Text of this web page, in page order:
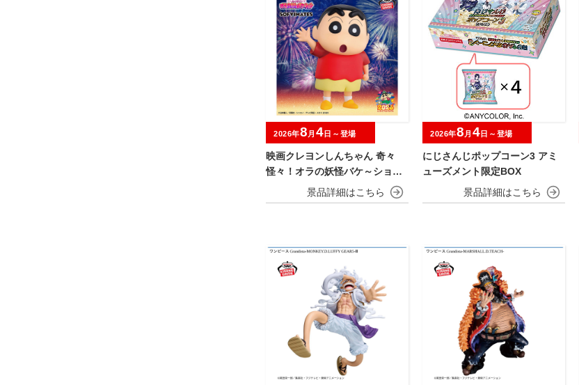
映画クレヨンしんちゃん 奇々
怪々！オラの妖怪バケ～ション
おおきなSOFVIMATES～野原し
んのすけ～
2026年8 月 4日～登場
にじさんじポップコーン3 アミ
ューズメント限定BOX
2026年8 月 4日～登場